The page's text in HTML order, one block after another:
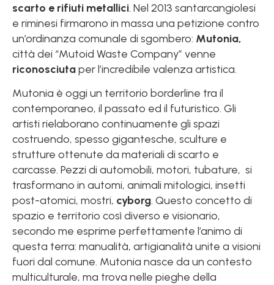
scarto e rifiuti metallici. Nel 2013 santarcangiolesi
e riminesi firmarono in massa una petizione contro
un’ordinanza comunale di sgombero: Mutonia,
città dei “Mutoid Waste Company” venne
riconosciutaper l’incredibile valenza artistica.
Mutonia è oggi un territorio borderline tra il
contemporaneo, il passato ed il futuristico. Gli
artisti rielaborano continuamente gli spazi
costruendo, spesso gigantesche, sculture e
strutture ottenute da materiali di scarto e
carcasse. Pezzi di automobili, motori, tubature, si
trasformano in automi, animali mitologici, insetti
post-atomici, mostri, cyborg. Questo concetto di
spazio e territorio così diverso e visionario,
secondo me esprime perfettamente l’animo di
questa terra: manualità, artigianalità unite a visioni
fuori dal comune. Mutonia nasce da un contesto
multiculturale, ma trova nelle pieghe della